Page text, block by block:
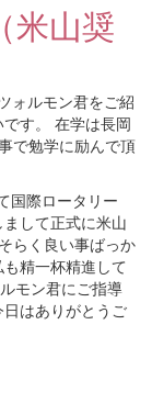
米山奨
ォルモン君をご紹
す。 在学は長岡
で勉学に励んで頂
国際ロータリー
して正式に米山
らく良い事ばっか
精一杯精進して
モン君にご指導
はありがとうご